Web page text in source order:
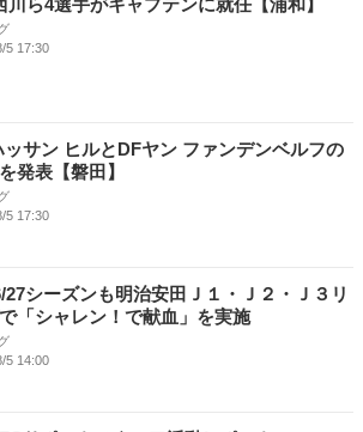
川ら4選手がキャプテンに就任【浦和】
5 17:30
ッサン ヒルとDFヤン ファンデンベルフの
発表【磐田】
5 17:30
27シーズンも明治安田Ｊ１・Ｊ２・Ｊ３リ
「シャレン！で献血」を実施
5 14:00